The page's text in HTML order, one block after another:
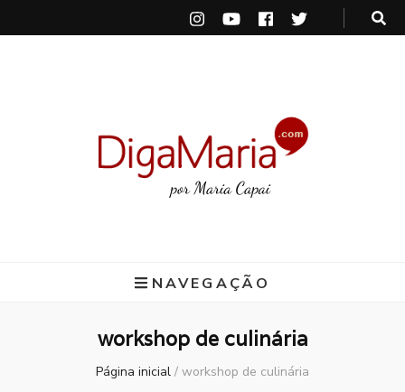
NAVEGAÇÃO
workshop de culinária
Página inicial / workshop de culinária